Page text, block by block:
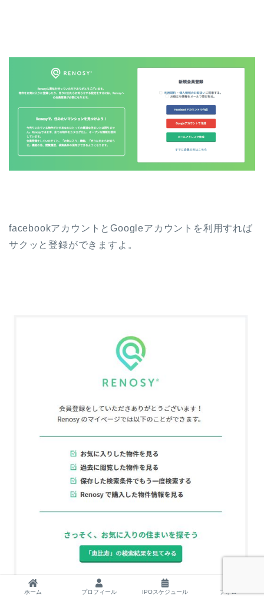
facebookアカウントとGoogleアカウントを利用すれば
サクッと登録ができますよ。
ホーム プロフィール IPOスケジュール フォロー